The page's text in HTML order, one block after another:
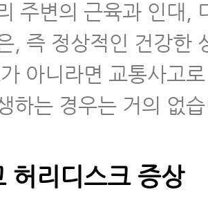
주변의 근육과 인대,
, 즉 정상적인 건강한
아니라면 교통사고
하는 경우는 거의 없
허리디스크 증상